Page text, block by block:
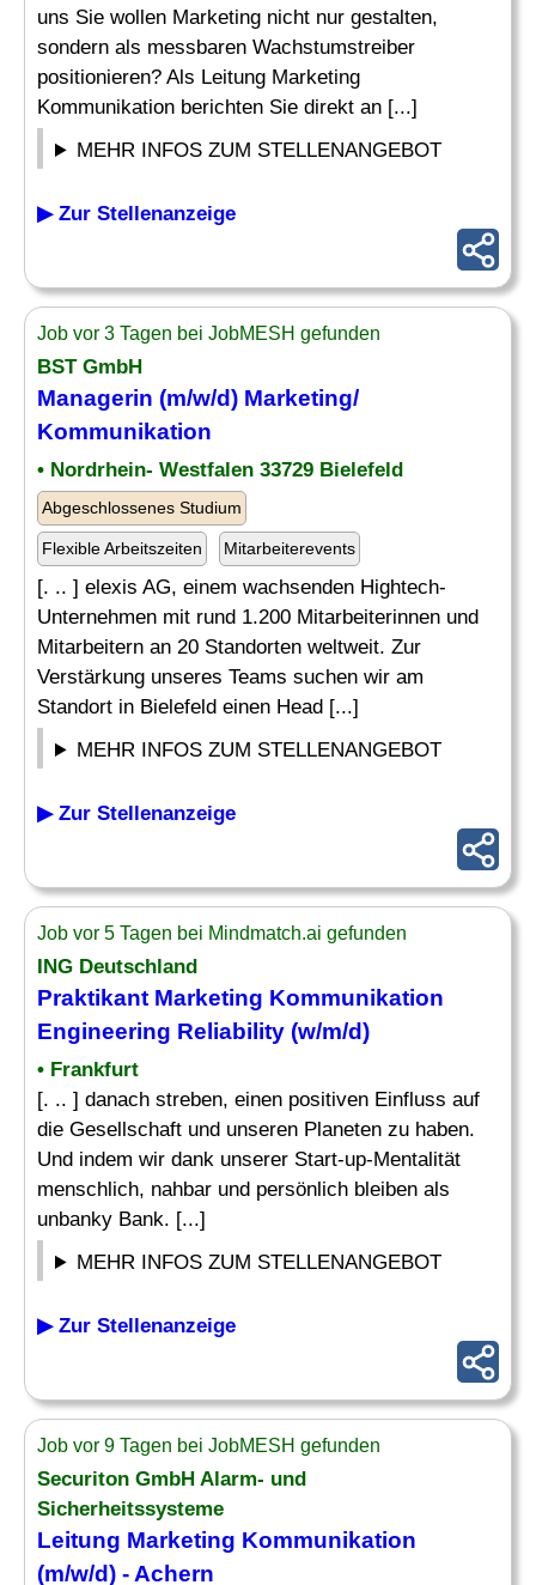
uns Sie wollen Marketing nicht nur gestalten,
sondern als messbaren Wachstumstreiber
positionieren? Als Leitung Marketing
Kommunikation berichten Sie direkt an [...]
MEHR INFOS ZUM STELLENANGEBOT
▶ Zur Stellenanzeige
Job vor 3 Tagen bei JobMESH gefunden
BST GmbH
Managerin (m/w/d) Marketing/
Kommunikation
• Nordrhein- Westfalen 33729 Bielefeld
Abgeschlossenes Studium
Flexible Arbeitszeiten Mitarbeiterevents
[. .. ] elexis AG, einem wachsenden Hightech-
Unternehmen mit rund 1.200 Mitarbeiterinnen und
Mitarbeitern an 20 Standorten weltweit. Zur
Verstärkung unseres Teams suchen wir am
Standort in Bielefeld einen Head [...]
MEHR INFOS ZUM STELLENANGEBOT
▶ Zur Stellenanzeige
Job vor 5 Tagen bei Mindmatch.ai gefunden
ING Deutschland
Praktikant Marketing Kommunikation
Engineering Reliability (w/m/d)
• Frankfurt
[. .. ] danach streben, einen positiven Einfluss auf
die Gesellschaft und unseren Planeten zu haben.
Und indem wir dank unserer Start-up-Mentalität
menschlich, nahbar und persönlich bleiben als
unbanky Bank. [...]
MEHR INFOS ZUM STELLENANGEBOT
▶ Zur Stellenanzeige
Job vor 9 Tagen bei JobMESH gefunden
Securiton GmbH Alarm- und
Sicherheitssysteme
Leitung Marketing Kommunikation
(m/w/d) - Achern